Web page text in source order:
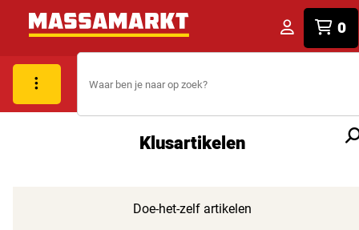
0
Klusartikelen
Doe-het-zelf artikelen